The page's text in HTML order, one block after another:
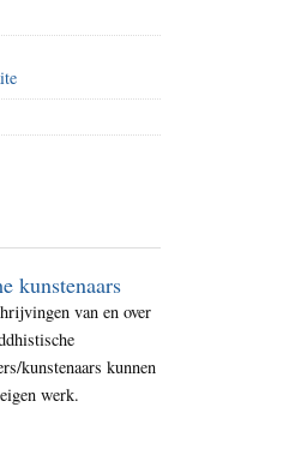
kunstenaars
van en over
kunstenaars kunnen
werk.